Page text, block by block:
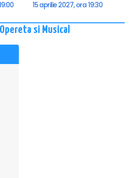
15 aprilie 2027, ora 19:30
si Musical